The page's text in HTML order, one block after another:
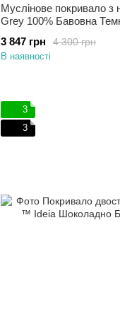
Муслінове покривало з
Grey 100% Бавовна
4 300 грн
3 847 грн
В наявності
3
3